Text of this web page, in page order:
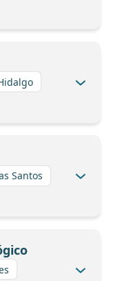
Santos